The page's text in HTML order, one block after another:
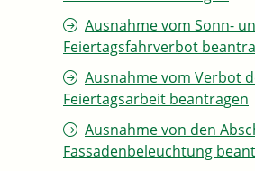
Ausnahme vom Sonn-
Feiertagsfahrverbot
Ausnahme vom Verbot
Feiertagsarbeit beantragen
Ausnahme von den
Fassadenbeleuchtung